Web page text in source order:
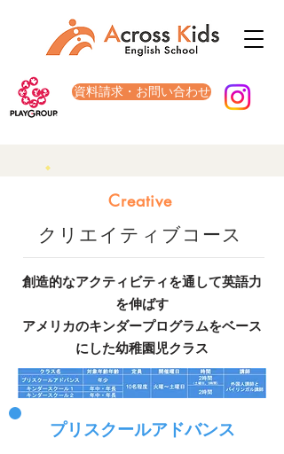
資料請求・お問い合わせ
Creative
クリエイティブコース
創造的なアクティビティを通して英語力
を伸ばす
アメリカのキンダープログラムをベース
にした幼稚園児クラス
プリスクールアドバンス